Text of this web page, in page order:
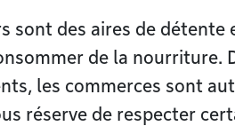
sont des aires de détente
de la nourriture.
les commerces sont
réserve de respecter